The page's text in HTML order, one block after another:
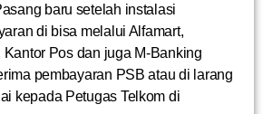
baru setelah instalasi
di bisa melalui Alfamart,
Kantor Pos dan juga M-Banking
pembayaran PSB atau di larang
kepada Petugas Telkom di